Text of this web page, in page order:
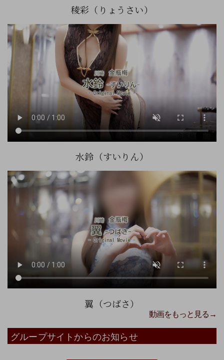
稜彩（りょうさい）
水鈴（すいりん）
翼（つばさ）
動画をもっと見る→
グループサイトからのお知らせ